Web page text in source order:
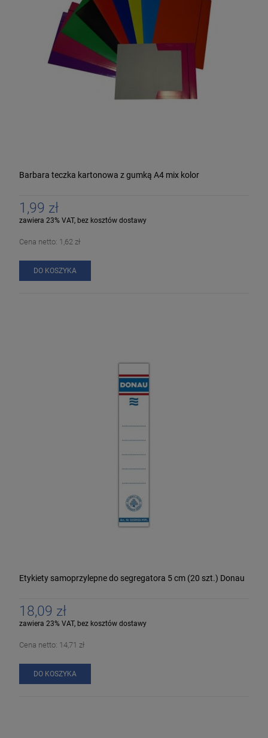
Barbara teczka kartonowa z gumką A4 mix kolor
1,99 zł
zawiera 23% VAT, bez kosztów dostawy
Cena netto: 1,62 zł
DO KOSZYKA
Etykiety samoprzylepne do segregatora 5 cm (20 szt.) Donau
18,09 zł
zawiera 23% VAT, bez kosztów dostawy
Cena netto: 14,71 zł
DO KOSZYKA